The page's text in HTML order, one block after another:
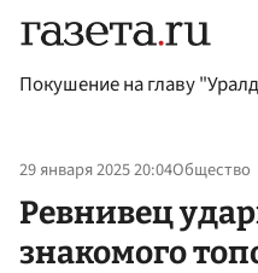
Покушение на главу
29 января 2025 20:04Общество
Ревнивец
знакомого